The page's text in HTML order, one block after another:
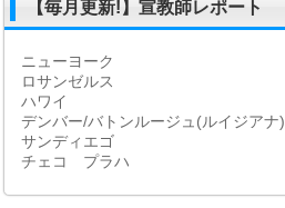
【毎月更新!】宣教師レポート
ニューヨーク
ロサンゼルス
ハワイ
デンバー/バトンルージュ(ルイジアナ)
サンディエゴ
チェコ プラハ